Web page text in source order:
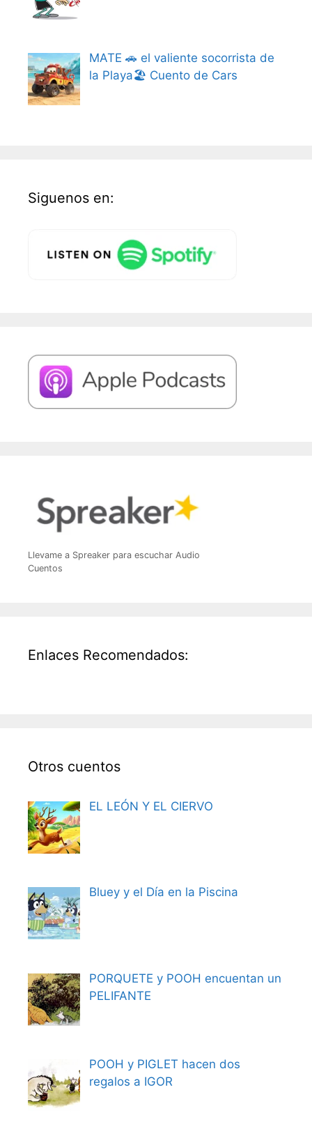
MATE 🚗 el valiente socorrista de
la Playa🏖️ Cuento de Cars
Siguenos en:
Llevame a Spreaker para escuchar Audio
Cuentos
Enlaces Recomendados:
Otros cuentos
EL LEÓN Y EL CIERVO
Bluey y el Día en la Piscina
PORQUETE y POOH encuentan un
PELIFANTE
POOH y PIGLET hacen dos
regalos a IGOR